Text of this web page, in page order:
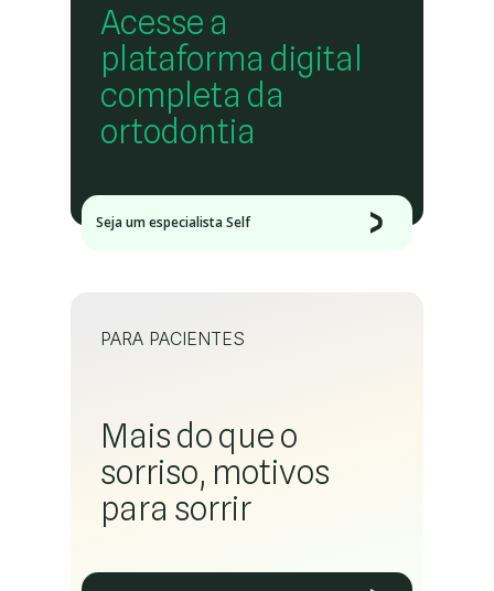
Acesse a
plataforma digital
completa da
ortodontia
Seja um especialista Self
PARA PACIENTES
Mais do que o
sorriso, motivos
para sorrir